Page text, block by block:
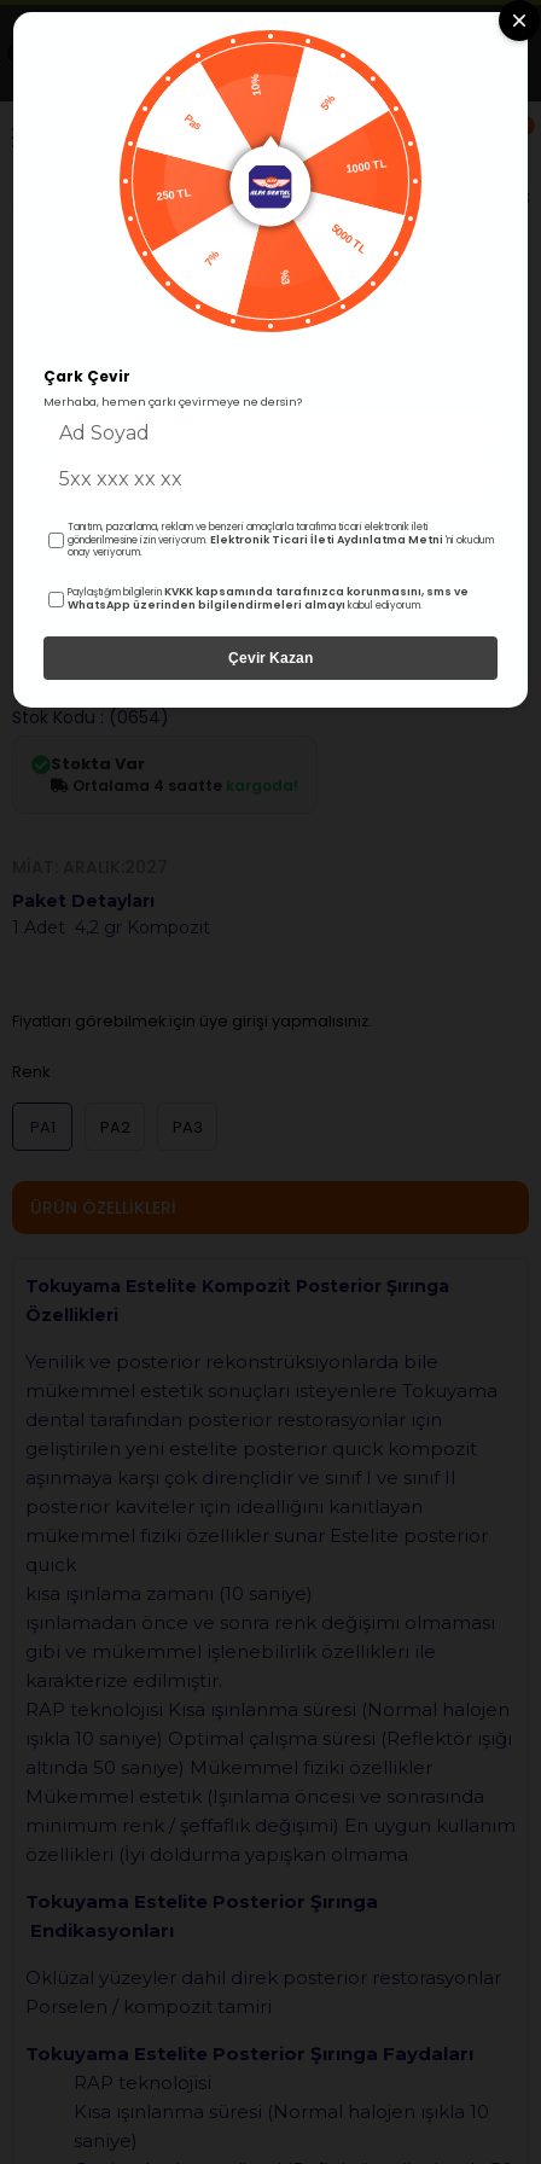
0
Restoratif Kompozit Dolgular Posterior
Tokuyama
Stok Kodu (0654)
Stokta Var
Ortalama 4 saatte kargoda!
Paket Detayları
1 Adet 4,2 gr Kompozit
Fiyatları görebilmek için üye girişi yapmalısınız.
Renk
PA1 PA2 PA3
ÜRÜN ÖZELLIKLERI
Tokuyama Estelite Kompozit Posterior Şırınga
Özellikleri
Yenilik ve posterior rekonstrüksiyonlarda bile
mükemmel estetik sonuçları isteyenlere Tokuyama
dental tarafından posterior restorasyonlar için
geliştirilen yeni estelite posterior quick kompozit
aşınmaya karşı çok dirençlidir ve sınıf I ve sınıf II
posterior kaviteler için idealliğini kanıtlayan
mükemmel fiziki özellikler sunar Estelite posterior
quick
kısa ışınlama zamanı (10 saniye)
ışınlamadan önce ve sonra renk değişimi olmaması
gibi ve mükemmel işlenebilirlik özellikleri ile
karakterize edilmiştir.
RAP teknolojisi Kısa ışınlanma süresi (Normal halojen
ışıkla 10 saniye) Optimal çalışma süresi (Reflektör ışığı
altında 50 saniye) Mükemmel fiziki özellikler
Mükemmel estetik (Işınlama öncesi ve sonrasında
minimum renk / şeffaflık değişimi) En uygun kullanım
özellikleri (İyi doldurma yapışkan olmama
Tokuyama Estelite Posterior Şırınga
Endikasyonları
Oklüzal yüzeyler dahil direk posterior restorasyonlar
Porselen / kompozit tamiri
Tokuyama Estelite Posterior Şırınga Faydaları
RAP teknolojisi
Kısa ışınlanma süresi (Normal halojen ışıkla 10
saniye)
Uygulamada Aç
Alfa Group Dental
Ücretsiz -Google Play'de
5000 TL
Çark Çevir
Merhaba, hemen çarkı çevirmeye ne dersin?
Tanıtım, pazarlama, reklam ve benzeri amaçlarla tarafıma ticari elektronik ileti
gönderilmesine izin veriyorum.Elektronik Ticari İleti Aydınlatma Metni 'ni okudum
onay veriyorum.
Paylaştığım bilgilerinKVKK kapsamında tarafınızca korunmasını, sms ve
WhatsApp üzerinden bilgilendirmeleri almayı kabul ediyorum.
Çevir Kazan